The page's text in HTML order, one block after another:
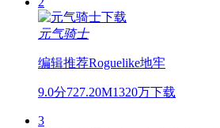
元气骑士
编辑推荐Roguelike地牢
9.0分727.20M1320万下载
3